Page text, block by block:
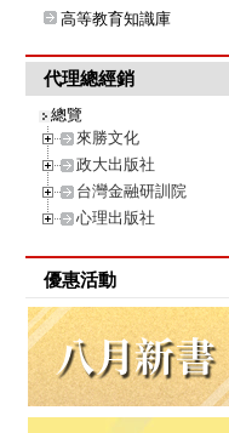
高等教育知識庫
代理總經銷
總覽
來勝文化
政大出版社
台灣金融研訓院
心理出版社
優惠活動